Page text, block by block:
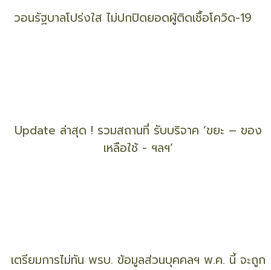
กมธ.แก้ยากจนฯ วุฒิสภา เสนอใช้ ‘1 ครัวเรือน 1
สัญญา’ แก้ ‘หนี้คนจน’
แค่ ‘20 บ.’ ก็ช่วยได้ ! ช่วย ‘เด็ก’ และ ‘ครอบครัว’ พ้น